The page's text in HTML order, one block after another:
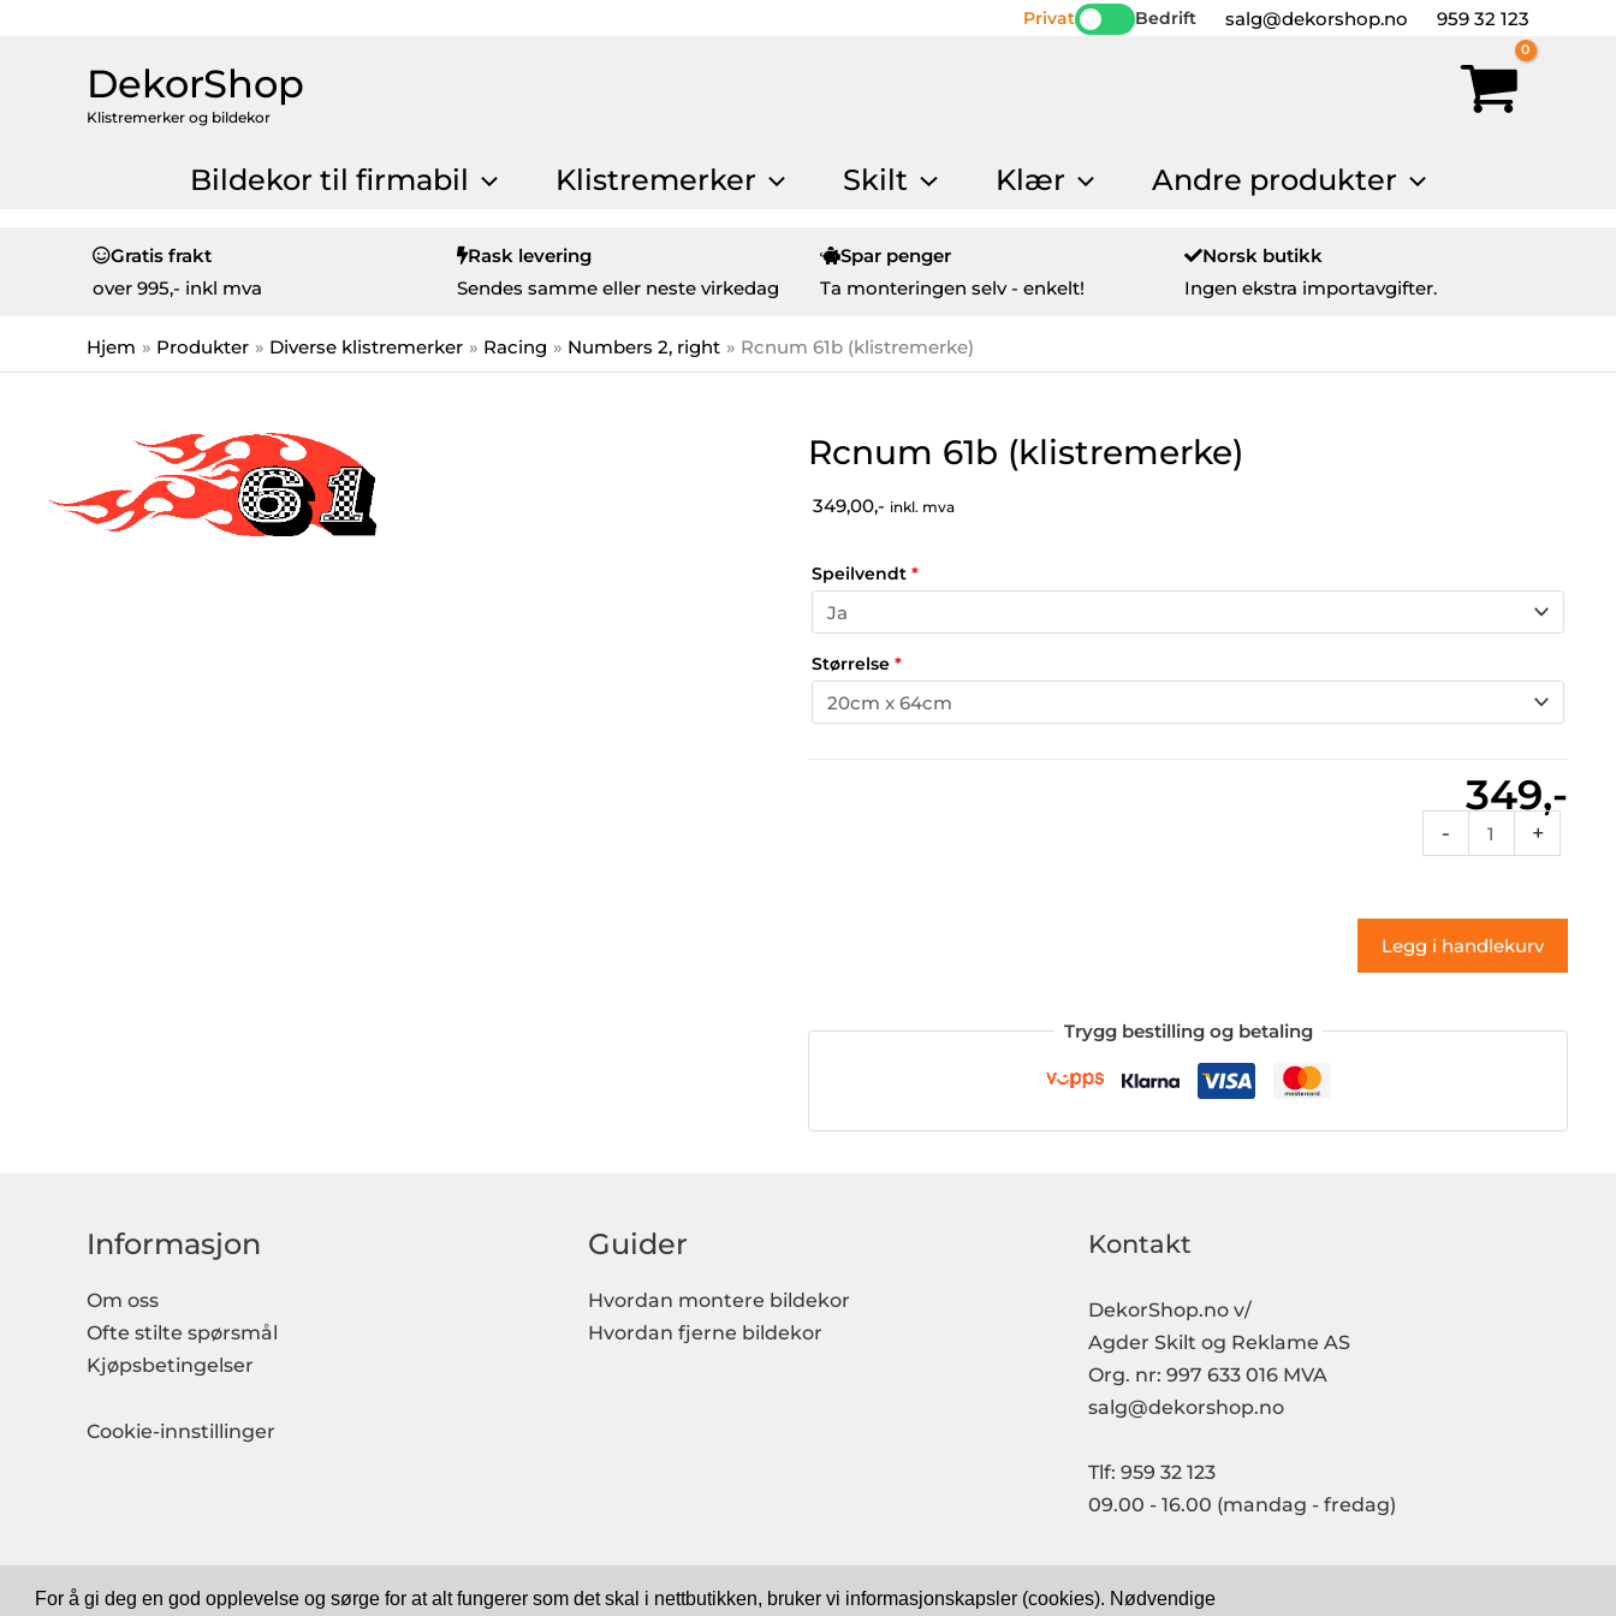
For å gi deg en god opplevelse og sørge for at alt fungerer som det skal i nettbutikken, bruker vi informasjonskapsler (cookies). Nødvendige
Privat Bedrift salg@dekorshop.no 959 32 123
DekorShop
Klistremerker og bildekor
Bildekor til firmabil Klistremerker Skilt Klær Andre produkter
Gratis frakt
over 995,- inkl mva
Rask levering
Sendes samme eller neste virkedag
Spar penger
Ta monteringen selv - enkelt!
Norsk butikk
Ingen ekstra importavgifter.
Hjem Produkter Diverse klistremerker Racing Numbers 2, right Rcnum 61b (klistremerke)
Rcnum 61b (klistremerke)
349,00,- inkl. mva
Speilvendt *
Størrelse *
349,-
-
Rcnum
61b
antall
+
Legg i handlekurv
Trygg bestilling og betaling
Informasjon
Om oss
Ofte stilte spørsmål
Kjøpsbetingelser
Cookie-innstillinger
Guider
Hvordan montere bildekor
Hvordan fjerne bildekor
Kontakt
DekorShop.no v/
Agder Skilt og Reklame AS
Org. nr: 997 633 016 MVA
salg@dekorshop.no
Tlf: 959 32 123
09.00 - 16.00 (mandag - fredag)